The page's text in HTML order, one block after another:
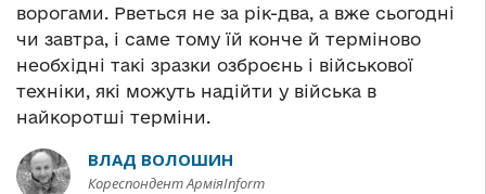
ворогами. Рветься не за рік-два, а вже сьогодні
чи завтра, і саме тому їй конче й терміново
необхідні такі зразки озброєнь і військової
техніки, які можуть надійти у війська в
найкоротші терміни.
ВЛАД ВОЛОШИН
Кореспондент АрміяInform